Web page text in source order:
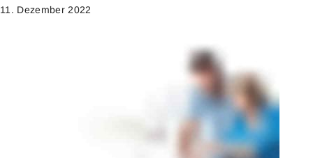
11. Dezember 2022